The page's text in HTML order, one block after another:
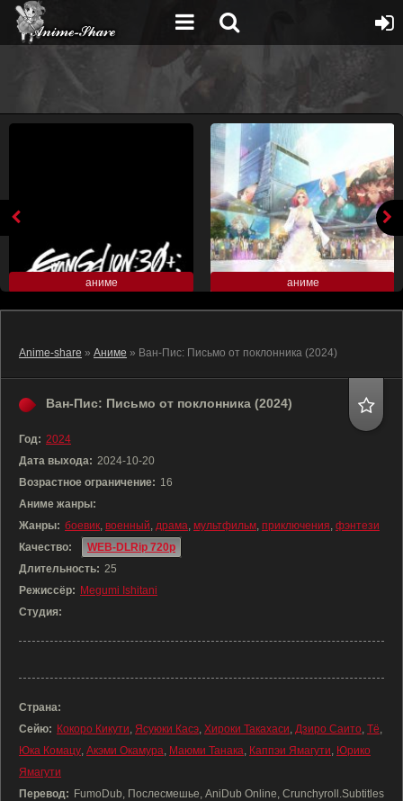
аниме аниме
Anime-share » Аниме » Ван-Пис: Письмо от поклонника (2024)
Ван-Пис: Письмо от поклонника (2024)
Год: 2024
Дата выхода: 2024-10-20
Возрастное ограничение: 16
Аниме жанры:
Жанры: боевик, военный, драма, мультфильм, приключения, фэнтези
Качество:
WEB-DLRip 720p
Длительность: 25
Режиссёр: Megumi Ishitani
Студия:
Страна:
Сейю: Кокоро Кикути, Ясуюки Касэ, Хироки Такахаси, Дзиро Саито, Тё,
Юка Комацу, Акэми Окамура, Маюми Танака, Каппэи Ямагути, Юрико
Ямагути
Перевод: FumoDub, Послесмешье, AniDub Online, Crunchyroll.Subtitles